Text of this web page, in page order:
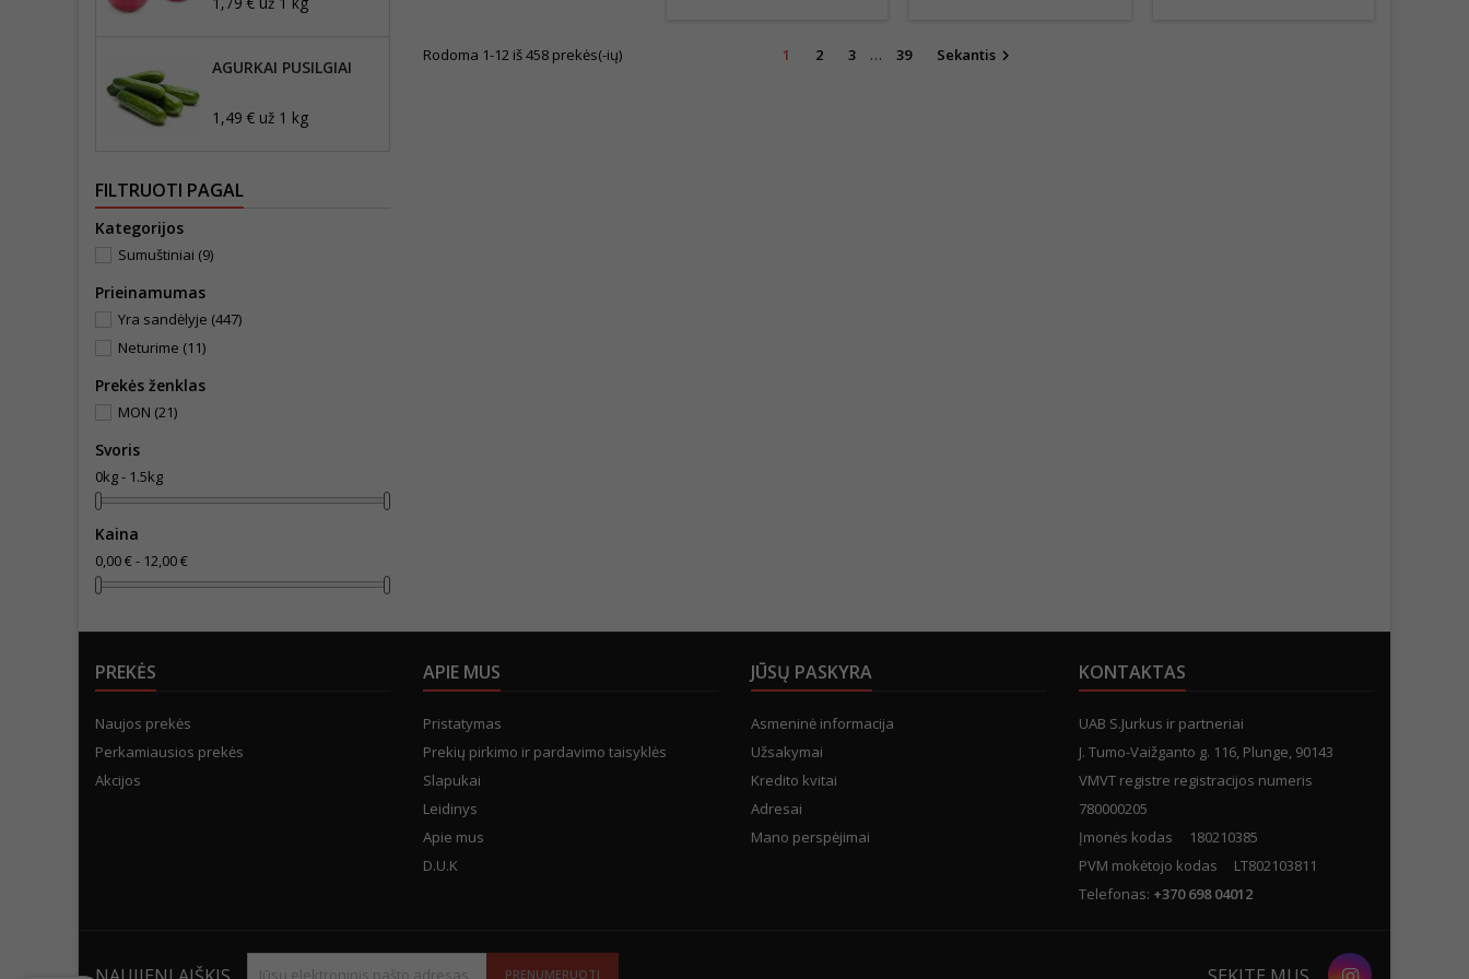
AGURKAI PUSILGIAI
1,49 € už 1 kg
FILTRUOTI PAGAL
Kategorijos
Sumuštiniai (9)
Prieinamumas
Yra sandėlyje (447)
Neturime (11)
Prekės ženklas
MON (21)
Svoris
0kg - 1.5kg
Kaina
0,00 € - 12,00 €
Rodoma 1-12 iš 458 prekės(-ių) 1 2 3 … 39 Sekantis
PREKĖS
Naujos prekės
Perkamiausios prekės
Akcijos
APIE MUS
Pristatymas
Prekių pirkimo ir pardavimo taisyklės
Slapukai
Leidinys
Apie mus
D.U.K
JŪSŲ PASKYRA
Asmeninė informacija
Užsakymai
Kredito kvitai
Adresai
Mano perspėjimai
KONTAKTAS
UAB S.Jurkus ir partneriai
J. Tumo-Vaižganto g. 116, Plunge, 90143
VMVT registre registracijos numeris
780000205
Įmonės kodas 180210385
PVM mokėtojo kodas LT802103811
Telefonas: +370 698 04012
Instagram